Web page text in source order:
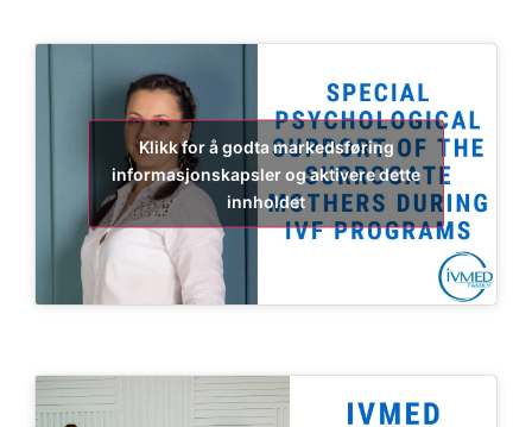
Klikk for å godta markedsføring
informasjonskapsler og aktivere dette
innholdet